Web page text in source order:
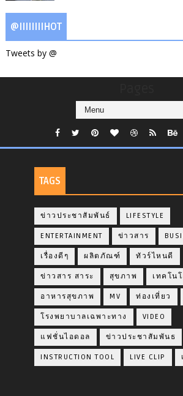
@IIIIIIIIHOT
Tweets by @
TAGS
ข่าวประชาสัมพันธ์ LIFESTYLE
ENTERTAINMENT ข่าวสาร
เรื่องดีๆ ผลิตภัณฑ์ ทัวร์ไหนดี
ข่าวสาร สาระ สุขภาพ เทคโน
อาหารสุขภาพ MV ท่องเที่ยว
โรงพยาบาลเฉพาะทาง VIDEO
แฟชั่นไอดอล ข่าวประชาสัมพันธ
INSTRUCTION TOOL LIVE CLIP